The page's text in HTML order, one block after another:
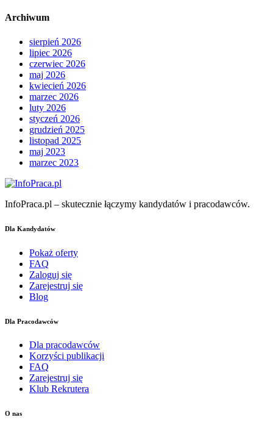
Archiwum
sierpień 2026
lipiec 2026
czerwiec 2026
maj 2026
kwiecień 2026
marzec 2026
luty 2026
styczeń 2026
grudzień 2025
listopad 2025
maj 2023
marzec 2023
InfoPraca.pl – skutecznie łączymy kandydatów i pracodawców.
Dla Kandydatów
Pokaż oferty
FAQ
Zaloguj się
Zarejestruj się
Blog
Dla Pracodawców
Dla pracodawców
Korzyści publikacji
FAQ
Zarejestruj się
Klub Rekrutera
O nas